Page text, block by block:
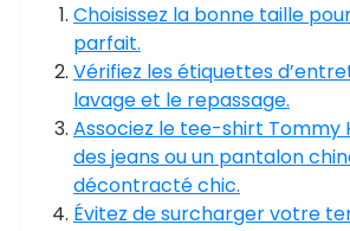
Choisissez la bonne taille
parfait.
Vérifiez les étiquettes
lavage et le repassage.
Associez le tee-shirt Tommy
des jeans ou un pantalon
décontracté chic.
Évitez de surcharger votre